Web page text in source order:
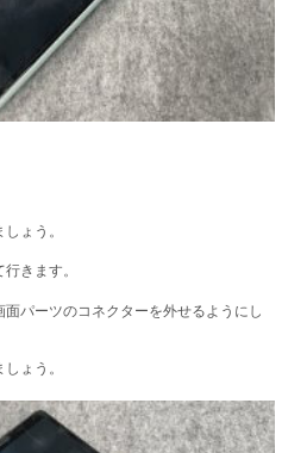
ょう。
きます。
パーツのコネクターを外せるようにし
ょう。